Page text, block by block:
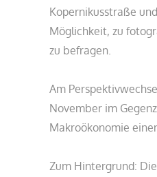
Kopernikusstraße
Möglichkeit, zu
zu befragen.
Am
November im
Makroökonomie
Zum Hintergrund: